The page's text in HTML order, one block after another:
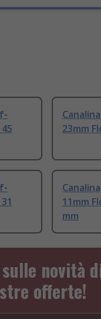
23mm
11mm
mm
novità
offerte!